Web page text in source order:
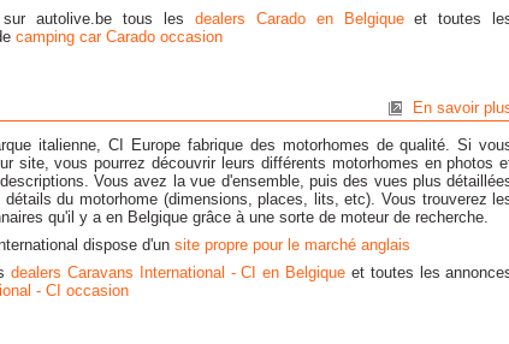
sur autolive.be tous les dealers Carado en Belgiqueet toutes
camping car Carado occasion
En savoir
italienne, CI Europe fabrique des motorhomes de qualité. Si
site, vous pourrez découvrir leurs différents motorhomes en photos
Vous avez la vue d'ensemble, puis des vues plus
du motorhome (dimensions, places, lits, etc). Vous trouverez
qu'il y a en Belgique grâce à une sorte de moteur de recherche.
dispose d'un site propre pour le marché anglais
dealers Caravans International - CI en Belgique et toutes les
- CI occasion